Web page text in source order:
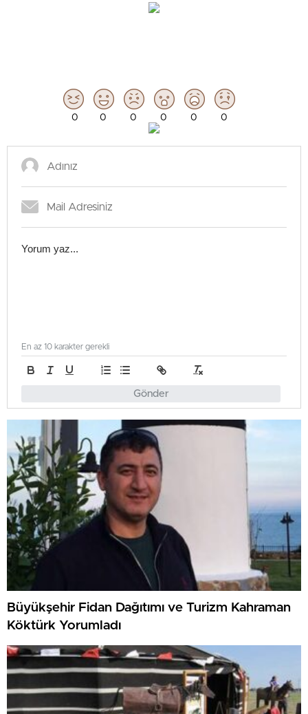
0 0 0 0 0 0
Gönder
En az 10 karakter gerekli
Büyükşehir Fidan Dağıtımı ve Turizm Kahraman
Köktürk Yorumladı